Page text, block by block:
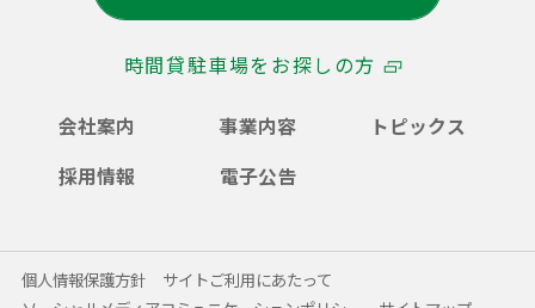
ェ
ア
ル
東
日
本
発
時間貸駐車場をお探しの方
会社案内 事業内容
トピックス
採用情報
電子公告
個人情報保護方針
サイトご利用にあたって